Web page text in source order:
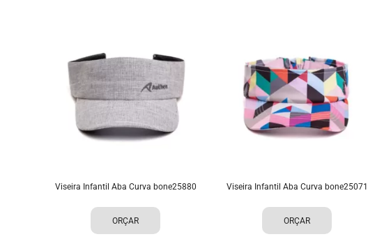
Viseira Infantil Aba Curva bone25880
ORÇAR
Viseira Infantil Aba Curva bone25071
ORÇAR